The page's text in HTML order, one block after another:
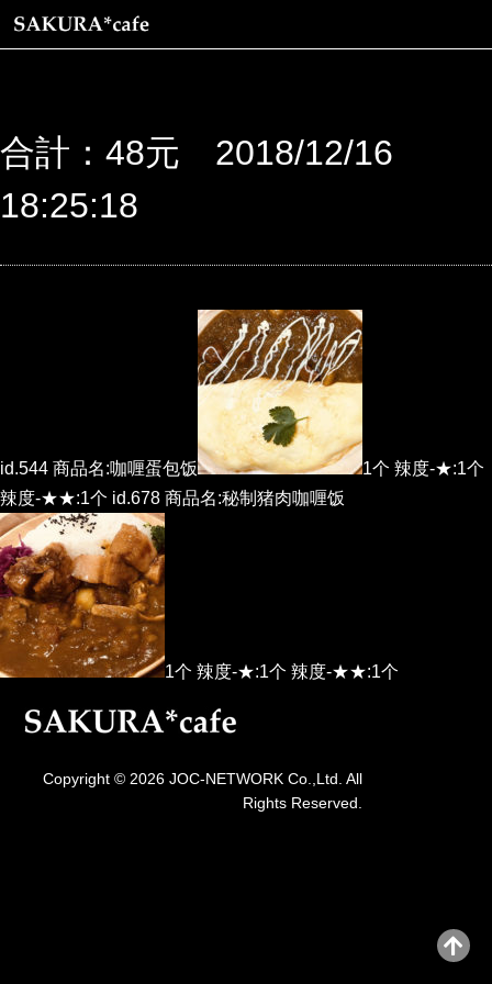
合計：48元 2018/12/16
18:25:18
id.544 商品名:咖喱蛋包饭
1个 辣度-★:1个
辣度-★★:1个 id.678 商品名:秘制猪肉咖喱饭
1个 辣度-★:1个 辣度-★★:1个
Copyright © 2026 JOC-NETWORK Co.,Ltd. All
Rights Reserved.